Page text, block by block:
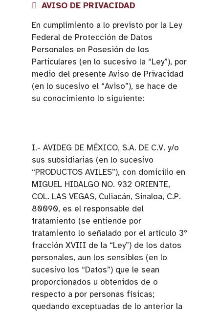
AVISO DE PRIVACIDAD
En cumplimiento a lo previsto por la Ley
Federal de Protección de Datos
Personales en Posesión de los
Particulares (en lo sucesivo la “Ley”), por
medio del presente Aviso de Privacidad
(en lo sucesivo el “Aviso”), se hace de
su conocimiento lo siguiente:
I.- AVIDEG DE MÉXICO, S.A. DE C.V. y/o
sus subsidiarias (en lo sucesivo
“PRODUCTOS AVILES”), con domicilio en
MIGUEL HIDALGO NO. 932 ORIENTE,
COL. LAS VEGAS, Culiacán, Sinaloa, C.P.
80090, es el responsable del
tratamiento (se entiende por
tratamiento lo señalado por el artículo 3°
fracción XVIII de la “Ley”) de los datos
personales, aun los sensibles (en lo
sucesivo los “Datos”) que le sean
proporcionados u obtenidos de o
respecto a por personas físicas;
quedando exceptuadas de lo anterior la